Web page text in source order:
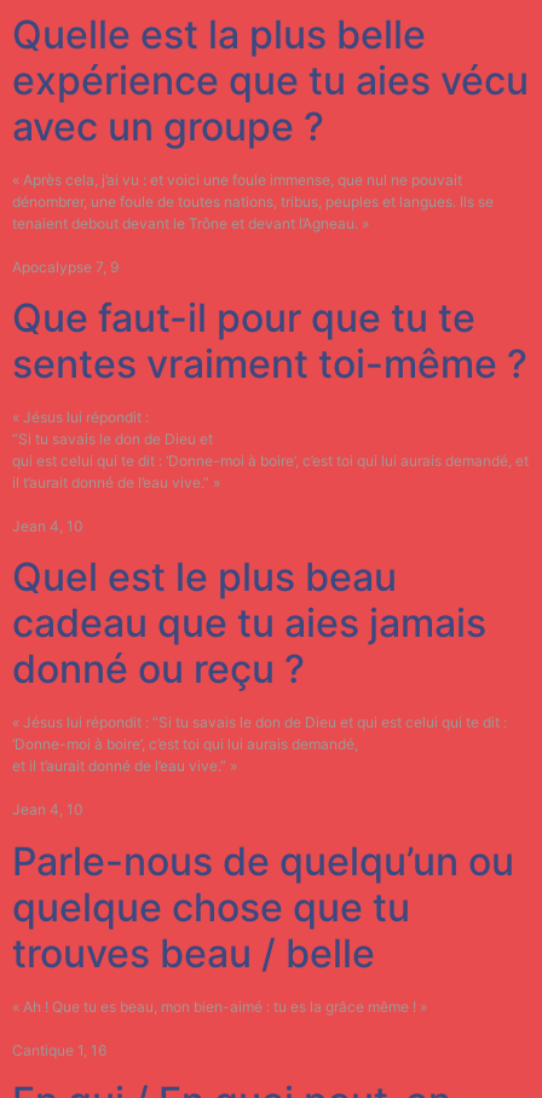
Quelle est la plus belle
expérience que tu aies vécu
avec un groupe ?
« Après cela, j’ai vu : et voici une foule immense, que nul ne pouvait
dénombrer, une foule de toutes nations, tribus, peuples et langues. Ils se
tenaient debout devant le Trône et devant l’Agneau. »
Apocalypse 7, 9
Que faut-il pour que tu te
sentes vraiment toi-même ?
« Jésus lui répondit :
“Si tu savais le don de Dieu et
qui est celui qui te dit : ‘Donne-moi à boire’, c’est toi qui lui aurais demandé, et
il t’aurait donné de l’eau vive.” »
Jean 4, 10
Quel est le plus beau
cadeau que tu aies jamais
donné ou reçu ?
« Jésus lui répondit : “Si tu savais le don de Dieu et qui est celui qui te dit :
‘Donne-moi à boire’, c’est toi qui lui aurais demandé,
et il t’aurait donné de l’eau vive.” »
Jean 4, 10
Parle-nous de quelqu’un ou
quelque chose que tu
trouves beau / belle
« Ah ! Que tu es beau, mon bien-aimé : tu es la grâce même ! »
Cantique 1, 16